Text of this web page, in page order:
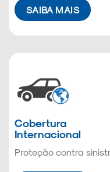
SAIBA MAIS
Cobertura
Internacional
Proteção contra